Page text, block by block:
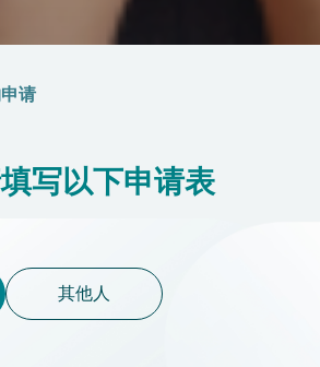
请
写以下申请表
其他人